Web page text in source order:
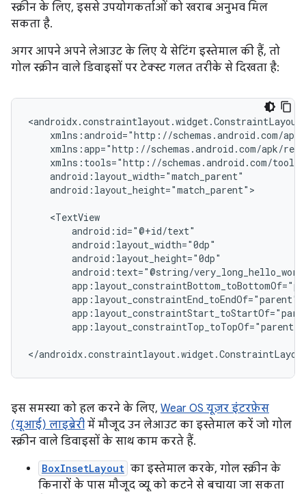
स्क्रीन के लिए, इससे उपयोगकर्ताओं को खराब अनुभव मिल
सकता है.
अगर आपने अपने लेआउट के लिए ये सेटिंग इस्तेमाल की हैं, तो
गोल स्क्रीन वाले डिवाइसों पर टेक्स्ट गलत तरीके से दिखता है:
android:layout_height="match_parent">
app:layout_constraintTop_toTopOf="parent"
</
इस समस्या को हल करने के लिए, Wear OS यूज़र इंटरफ़ेस
(यूआई) लाइब्रेरी में मौजूद उन लेआउट का इस्तेमाल करें जो गोल
स्क्रीन वाले डिवाइसों के साथ काम करते हैं.
BoxInsetLayout का इस्तेमाल करके, गोल स्क्रीन के
किनारों के पास मौजूद व्यू को कटने से बचाया जा सकता